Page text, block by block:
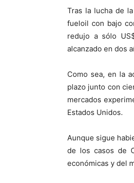
Tras la lucha de
fueloil con bajo
redujo a sólo
alcanzado en dos
Como sea, en la
plazo junto con
mercados
Estados Unidos.
Aunque sigue
de los casos de
económicas y del